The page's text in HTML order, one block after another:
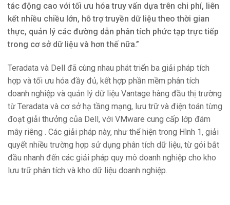
tác động cao với tối ưu hóa truy vấn dựa trên chi phí, liên
kết nhiều chiều lớn, hỗ trợ truyền dữ liệu theo thời gian
thực, quản lý các đường dẫn phân tích phức tạp trực tiếp
trong cơ sở dữ liệu và hơn thế nữa.”
Teradata và Dell đã cùng nhau phát triển ba giải pháp tích
hợp và tối ưu hóa đầy đủ, kết hợp phần mềm phân tích
doanh nghiệp và quản lý dữ liệu Vantage hàng đầu thị trường
từ Teradata và cơ sở hạ tầng mạng, lưu trữ và điện toán từng
đoạt giải thưởng của Dell, với VMware cung cấp lớp đám
mây riêng . Các giải pháp này, như thể hiện trong Hình 1, giải
quyết nhiều trường hợp sử dụng phân tích dữ liệu, từ gói bắt
đầu nhanh đến các giải pháp quy mô doanh nghiệp cho kho
lưu trữ phân tích và kho dữ liệu doanh nghiệp.